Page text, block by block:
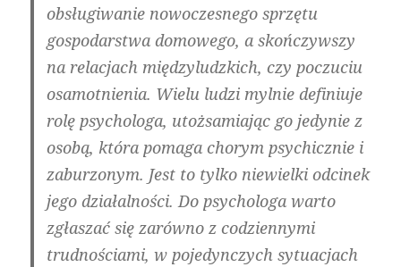
obsługiwanie nowoczesnego sprzętu
gospodarstwa domowego, a skończywszy
na relacjach międzyludzkich, czy poczuciu
osamotnienia. Wielu ludzi mylnie definiuje
rolę psychologa, utożsamiając go jedynie z
osobą, która pomaga chorym psychicznie i
zaburzonym. Jest to tylko niewielki odcinek
jego działalności. Do psychologa warto
zgłaszać się zarówno z codziennymi
trudnościami, w pojedynczych sytuacjach